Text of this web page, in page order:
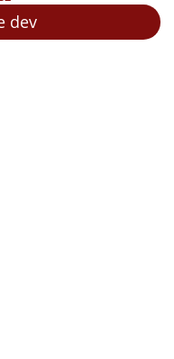
dev